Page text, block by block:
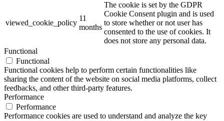
viewed_cookie_policy
11
months
The cookie is set by the GDPR
Cookie Consent plugin and is used
to store whether or not user has
consented to the use of cookies. It
does not store any personal data.
Functional
Functional
Functional cookies help to perform certain functionalities like
sharing the content of the website on social media platforms, collect
feedbacks, and other third-party features.
Performance
Performance
Performance cookies are used to understand and analyze the key